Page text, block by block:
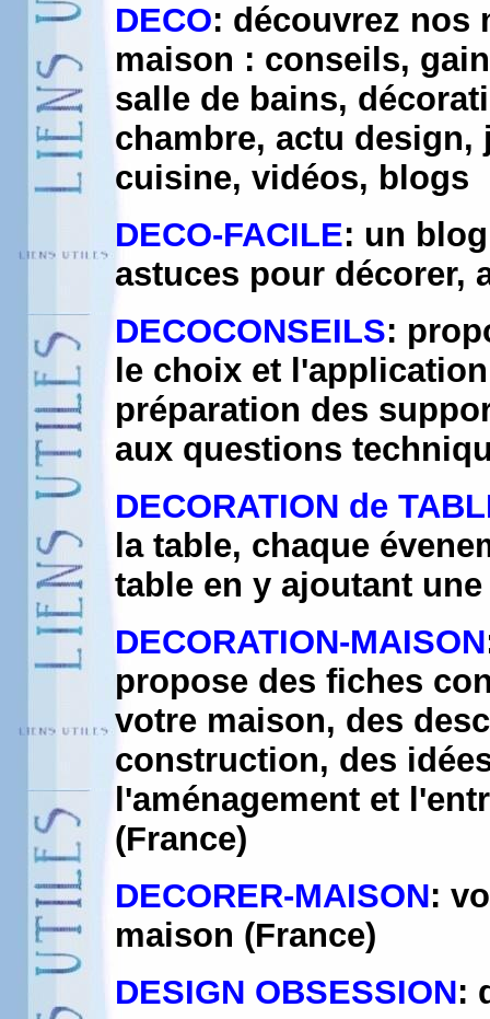
DECO: découvrez nos
maison : conseils,
salle de bains,
chambre, actu design,
cuisine, vidéos, blogs
DECO-FACILE: un
astuces pour décorer,
DECOCONSEILS:
le choix et
préparation des
aux questions
DECORATION de
la table, chaque
table en y ajoutant
DECORATION-MAISON
propose des fiches
votre maison, des
construction, des
l'aménagement et
(France)
DECORER-MAISON:
maison (France)
DESIGN OBSESSION: